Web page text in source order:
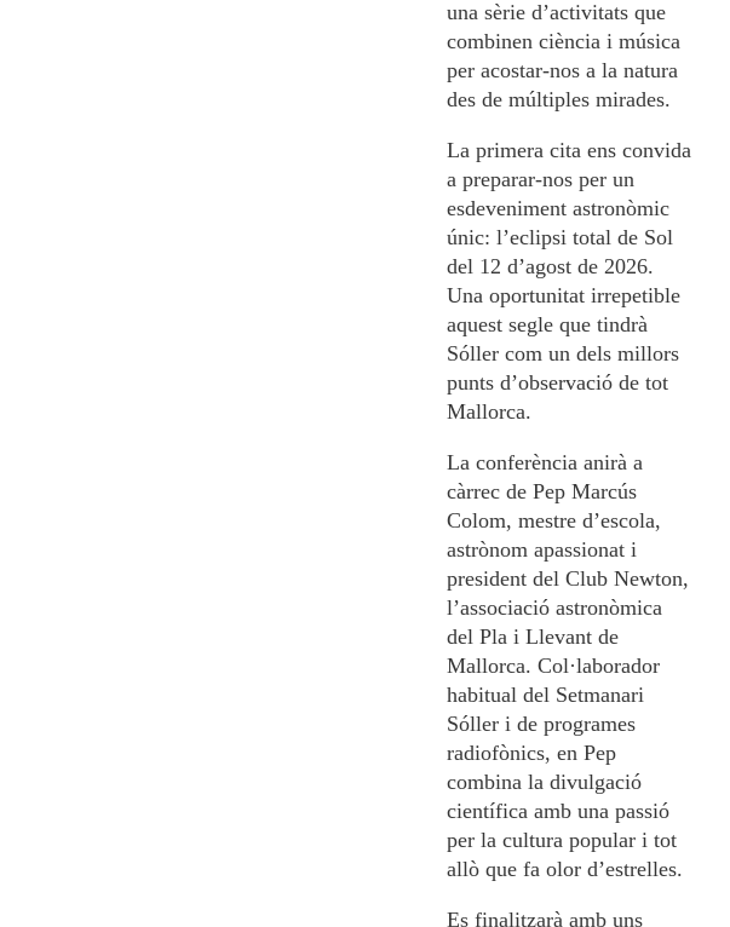
una sèrie d’activitats que
combinen ciència i música
per acostar-nos a la natura
des de múltiples mirades.
La primera cita ens convida
a preparar-nos per un
esdeveniment astronòmic
únic: l’eclipsi total de Sol
del 12 d’agost de 2026.
Una oportunitat irrepetible
aquest segle que tindrà
Sóller com un dels millors
punts d’observació de tot
Mallorca.
La conferència anirà a
càrrec de Pep Marcús
Colom, mestre d’escola,
astrònom apassionat i
president del Club Newton,
l’associació astronòmica
del Pla i Llevant de
Mallorca. Col·laborador
habitual del Setmanari
Sóller i de programes
radiofònics, en Pep
combina la divulgació
científica amb una passió
per la cultura popular i tot
allò que fa olor d’estrelles.
Es finalitzarà amb uns